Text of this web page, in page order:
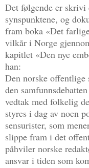
Det følgende er
synspunktene, og
fram boka «Det
vilkår i Norge
kapitlet «Den nye
han:
Den norske offentlige
den
vedtak med folkelig
styres i dag av noen
sensurister, som
slippe fram i det
påhviler norske
ansvar i tiden som